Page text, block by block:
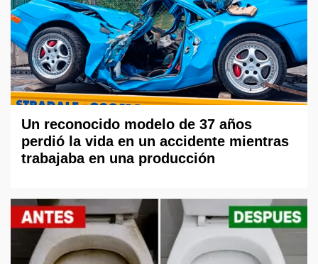
Un reconocido modelo de 37 años
perdió la vida en un accidente mientras
trabajaba en una producción